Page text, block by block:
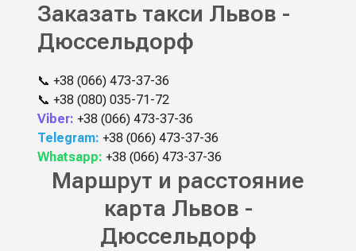
Заказать такси Львов -
Дюссельдорф
📞 +38 (066) 473-37-36
📞 +38 (080) 035-71-72
Viber: +38 (066) 473-37-36
Telegram: +38 (066) 473-37-36
Whatsapp: +38 (066) 473-37-36
Маршрут и расстояние
карта Львов -
Дюссельдорф